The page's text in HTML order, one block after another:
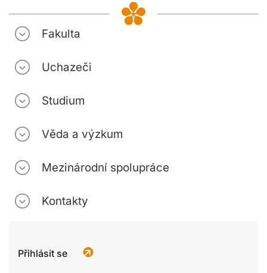
Fakulta
Uchazeči
Studium
Věda a výzkum
Mezinárodní spolupráce
Kontakty
Přihlásit se